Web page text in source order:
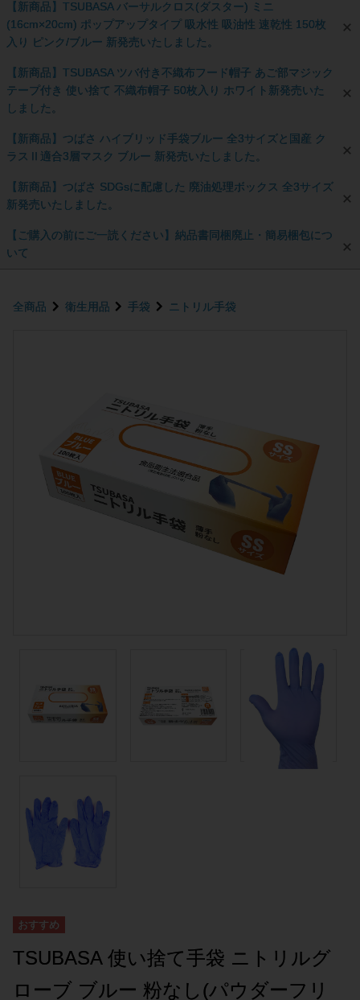
【新商品】TSUBASA バーサルクロス(ダスター) ミニ
(16cm×20cm) ポップアップタイプ 吸水性 吸油性 速乾性 150枚
入り ピンク/ブルー 新発売いたしました。
【新商品】TSUBASA ツバ付き不織布フード帽子 あご部マジック
テープ付き 使い捨て 不織布帽子 50枚入り ホワイト新発売いた
しました。
【新商品】つばさ ハイブリッド手袋ブルー 全3サイズと国産 ク
ラスⅡ適合3層マスク ブルー 新発売いたしました。
【新商品】つばさ SDGsに配慮した 廃油処理ボックス 全3サイズ
新発売いたしました。
【ご購入の前にご一読ください】納品書同梱廃止・簡易梱包につ
いて
全商品 衛生用品 手袋 ニトリル手袋
TSUBASA 使い捨て手袋 ニトリルグ
ローブ ブルー 粉なし(パウダーフリ